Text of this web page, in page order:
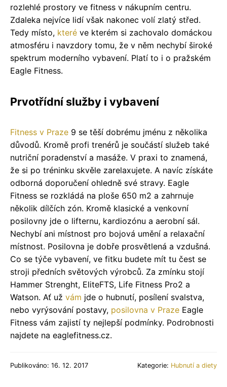
rozlehlé prostory ve fitness v nákupním centru.
Zdaleka nejvíce lidí však nakonec volí zlatý střed.
Tedy místo, které ve kterém si zachovalo domáckou
atmosféru i navzdory tomu, že v něm nechybí široké
spektrum moderního vybavení. Platí to i o pražském
Eagle Fitness.
Prvotřídní služby i vybavení
Fitness v Praze 9 se těší dobrému jménu z několika
důvodů. Kromě profi trenérů je součástí služeb také
nutriční poradenství a masáže. V praxi to znamená,
že si po tréninku skvěle zarelaxujete. A navíc získáte
odborná doporučení ohledně své stravy. Eagle
Fitness se rozkládá na ploše 650 m2 a zahrnuje
několik dílčích zón. Kromě klasické a venkovní
posilovny jde o lifternu, kardiozónu a aerobní sál.
Nechybí ani místnost pro bojová umění a relaxační
místnost. Posilovna je dobře prosvětlená a vzdušná.
Co se týče vybavení, ve fitku budete mít tu čest se
stroji předních světových výrobců. Za zmínku stojí
Hammer Strenght, EliteFTS, Life Fitness Pro2 a
Watson. Ať už vám jde o hubnutí, posílení svalstva,
nebo vyrýsování postavy, posilovna v Praze Eagle
Fitness vám zajistí ty nejlepší podmínky. Podrobnosti
najdete na eaglefitness.cz.
Publikováno: 16. 12. 2017 Kategorie: Hubnutí a diety